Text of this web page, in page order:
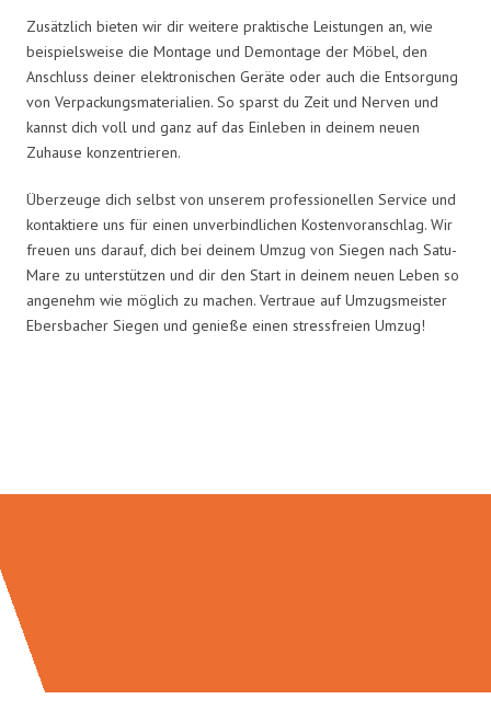
Zusätzlich bieten wir dir weitere praktische Leistungen an, wie
beispielsweise die Montage und Demontage der Möbel, den
Anschluss deiner elektronischen Geräte oder auch die Entsorgung
von Verpackungsmaterialien. So sparst du Zeit und Nerven und
kannst dich voll und ganz auf das Einleben in deinem neuen
Zuhause konzentrieren.
Überzeuge dich selbst von unserem professionellen Service und
kontaktiere uns für einen unverbindlichen Kostenvoranschlag. Wir
freuen uns darauf, dich bei deinem Umzug von Siegen nach Satu-
Mare zu unterstützen und dir den Start in deinem neuen Leben so
angenehm wie möglich zu machen. Vertraue auf Umzugsmeister
Ebersbacher Siegen und genieße einen stressfreien Umzug!